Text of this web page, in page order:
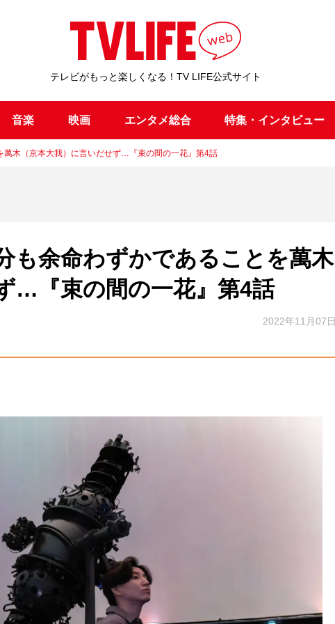
テレビがもっと楽しくなる！TV LIFE公式サイト
音楽 映画 エンタメ総合 特集・インタビュー
木（京本大我）に言いだせず…『束の間の一花』第4話
も余命わずかであることを萬木
…『束の間の一花』第4話
2022年11月07日